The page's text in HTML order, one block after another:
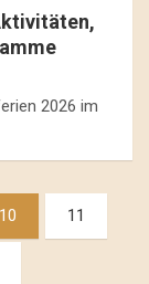
2026 im
10 11